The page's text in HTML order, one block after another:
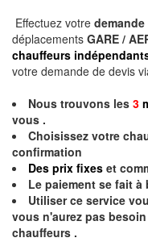
Effectuez votre
déplacements GARE /
chauffeurs
votre demande de devis
Nous trouvons les 3
vous .
Choisissez votre
confirmation
Des prix fixes et
Le paiement se fait
Utiliser ce service
vous n'aurez pas
chauffeurs .